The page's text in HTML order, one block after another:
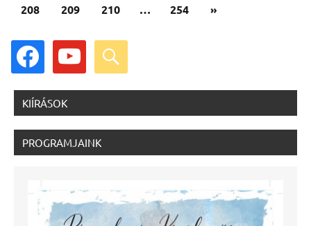
208
209 210 … 254
Következő
»
facebook youtube search
KIÍRÁSOK
PROGRAMJAINK